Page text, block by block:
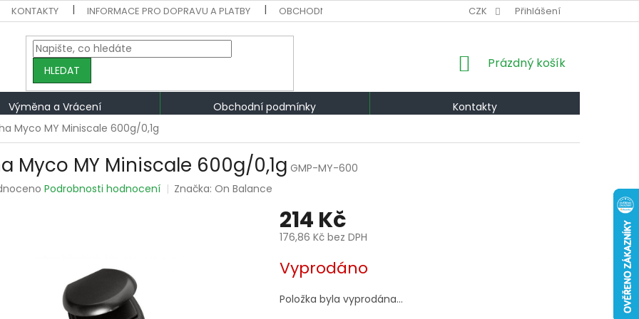
KONTAKTY INFORMACE PRO DOPRAVU A PLATBY OBCHODNÍ PODMÍNKY VÝMĚNA A VRÁCENÍ PODMÍNKY OCHRANY
CZK Přihlášení
HLEDAT
NÁKUPNÍ
Prázdný košík
Výměna a Vrácení Obchodní podmínky
Kontakty
Myco MY Miniscale 600g/0,1g
Myco MY Miniscale 600g/0,1g GMP-MY-600
Podrobnosti hodnocení Značka:On Balance
214 Kč
176,86 Kč bez DPH
cena:
Vyprodáno
Položka byla vyprodána…